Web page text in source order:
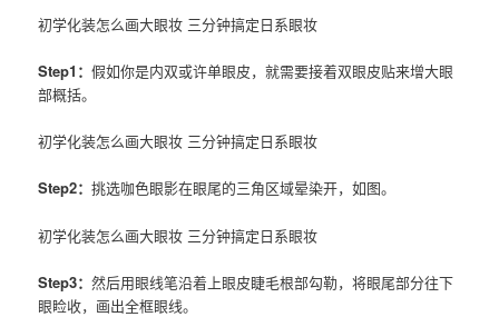
初学化装怎么画大眼妆 三分钟搞定日系眼妆
Step1：假如你是内双或许单眼皮，就需要接着双眼皮贴来增大眼
部概括。
初学化装怎么画大眼妆 三分钟搞定日系眼妆
Step2：挑选咖色眼影在眼尾的三角区域晕染开，如图。
初学化装怎么画大眼妆 三分钟搞定日系眼妆
Step3：然后用眼线笔沿着上眼皮睫毛根部勾勒，将眼尾部分往下
眼睑收，画出全框眼线。